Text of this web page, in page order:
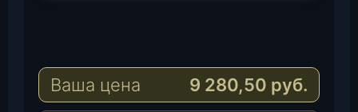
e
r
a
s
a
Ваша цена 9 280,50 руб.